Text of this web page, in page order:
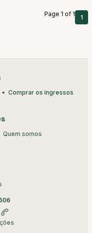
Page 1 of 1 1
Comprar os ingressos
Quem somos